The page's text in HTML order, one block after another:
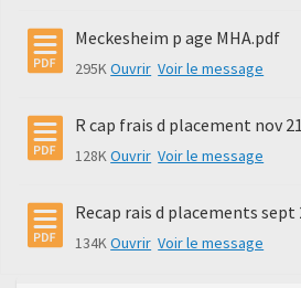
Meckesheim p age MHA.pdf
295KOuvrir Voir le message
R cap frais d placement nov
128KOuvrir Voir le message
Recap rais d placements sept
134KOuvrir Voir le message